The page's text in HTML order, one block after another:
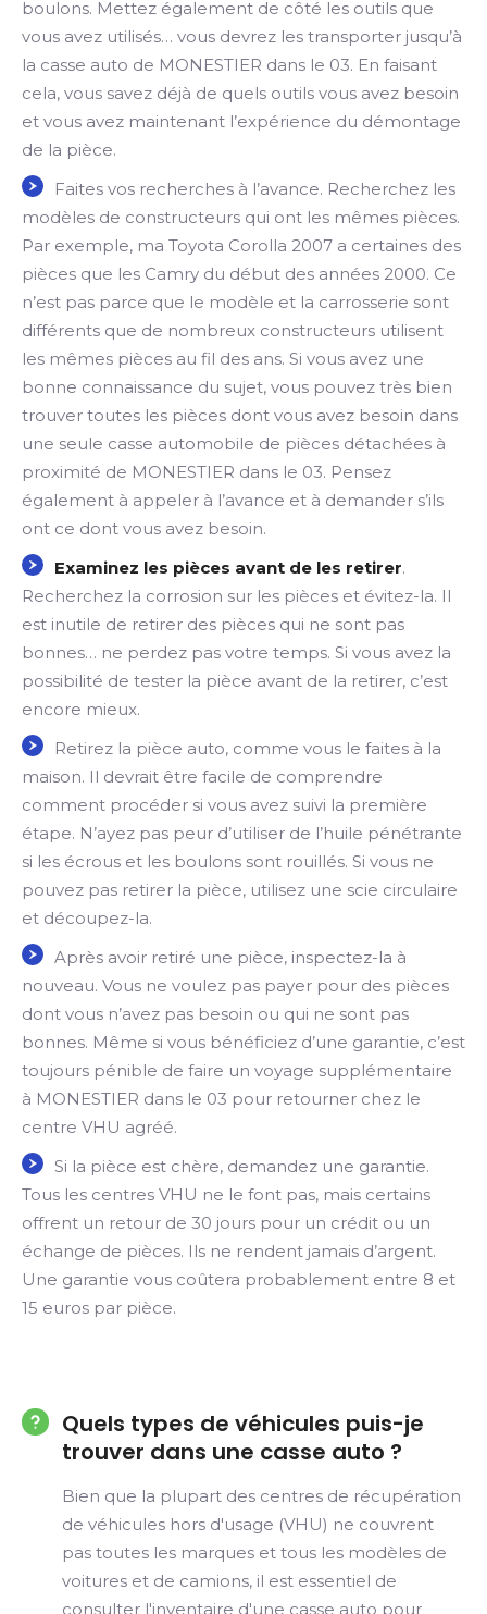
boulons. Mettez également de côté les outils que
vous avez utilisés… vous devrez les transporter jusqu’à
la casse auto de MONESTIER dans le 03. En faisant
cela, vous savez déjà de quels outils vous avez besoin
et vous avez maintenant l’expérience du démontage
de la pièce.
Faites vos recherches à l’avance. Recherchez les
modèles de constructeurs qui ont les mêmes pièces.
Par exemple, ma Toyota Corolla 2007 a certaines des
pièces que les Camry du début des années 2000. Ce
n’est pas parce que le modèle et la carrosserie sont
différents que de nombreux constructeurs utilisent
les mêmes pièces au fil des ans. Si vous avez une
bonne connaissance du sujet, vous pouvez très bien
trouver toutes les pièces dont vous avez besoin dans
une seule casse automobile de pièces détachées à
proximité de MONESTIER dans le 03. Pensez
également à appeler à l’avance et à demander s’ils
ont ce dont vous avez besoin.
Examinez les pièces avant de les retirer.
Recherchez la corrosion sur les pièces et évitez-la. Il
est inutile de retirer des pièces qui ne sont pas
bonnes… ne perdez pas votre temps. Si vous avez la
possibilité de tester la pièce avant de la retirer, c’est
encore mieux.
Retirez la pièce auto, comme vous le faites à la
maison. Il devrait être facile de comprendre
comment procéder si vous avez suivi la première
étape. N’ayez pas peur d’utiliser de l’huile pénétrante
si les écrous et les boulons sont rouillés. Si vous ne
pouvez pas retirer la pièce, utilisez une scie circulaire
et découpez-la.
Après avoir retiré une pièce, inspectez-la à
nouveau. Vous ne voulez pas payer pour des pièces
dont vous n’avez pas besoin ou qui ne sont pas
bonnes. Même si vous bénéficiez d’une garantie, c’est
toujours pénible de faire un voyage supplémentaire
à MONESTIER dans le 03 pour retourner chez le
centre VHU agréé.
Si la pièce est chère, demandez une garantie.
Tous les centres VHU ne le font pas, mais certains
offrent un retour de 30 jours pour un crédit ou un
échange de pièces. Ils ne rendent jamais d’argent.
Une garantie vous coûtera probablement entre 8 et
15 euros par pièce.
Quels types de véhicules puis-je
trouver dans une casse auto ?
Bien que la plupart des centres de récupération
de véhicules hors d'usage (VHU) ne couvrent
pas toutes les marques et tous les modèles de
voitures et de camions, il est essentiel de
consulter l'inventaire d'une casse auto pour